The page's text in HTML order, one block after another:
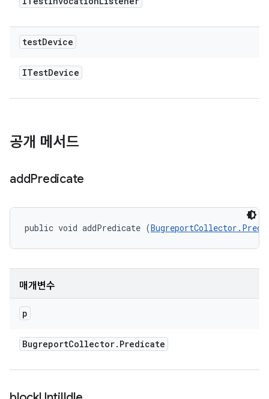
testDevice
ITestDevice
공개 메서드
addPredicate
public void addPredicate (
매개변수
p
BugreportCollector. Predicate